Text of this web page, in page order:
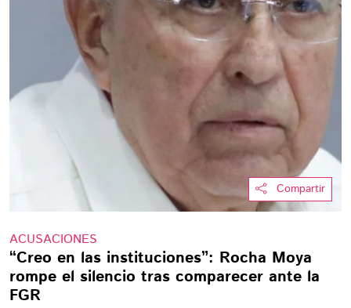
Compartir
ACUSACIONES
“Creo en las instituciones”: Rocha Moya
rompe el silencio tras comparecer ante la
FGR